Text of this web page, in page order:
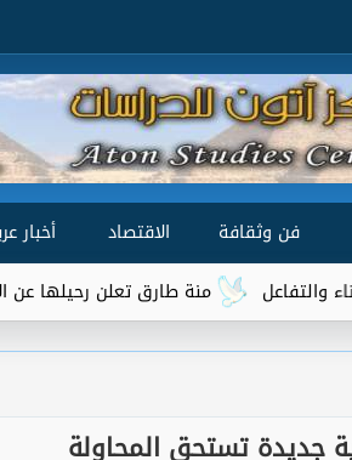
فن وثقافة الاقتصاد
أخبار
منة طارق تعلن رحيلها عن الأهلي بعد